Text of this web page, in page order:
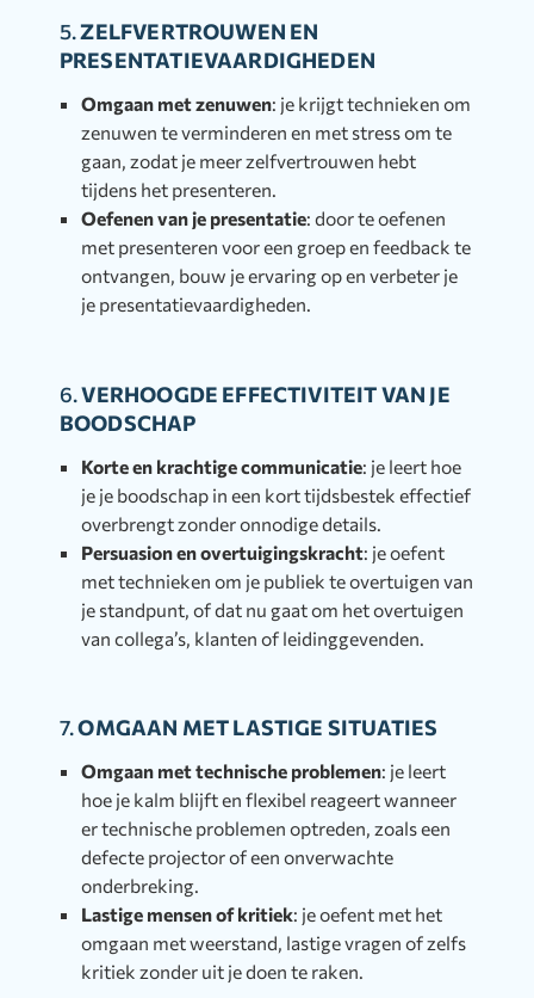
5.ZELFVERTROUWEN EN
PRESENTATIEVAARDIGHEDEN
Omgaan met zenuwen: je krijgt technieken om
zenuwen te verminderen en met stress om te
gaan, zodat je meer zelfvertrouwen hebt
tijdens het presenteren.
Oefenen van je presentatie: door te oefenen
met presenteren voor een groep en feedback te
ontvangen, bouw je ervaring op en verbeter je
je presentatievaardigheden.
6.VERHOOGDE EFFECTIVITEIT VAN JE
BOODSCHAP
Korte en krachtige communicatie: je leert hoe
je je boodschap in een kort tijdsbestek effectief
overbrengt zonder onnodige details.
Persuasion en overtuigingskracht: je oefent
met technieken om je publiek te overtuigen van
je standpunt, of dat nu gaat om het overtuigen
van collega’s, klanten of leidinggevenden.
7.OMGAAN MET LASTIGE SITUATIES
Omgaan met technische problemen: je leert
hoe je kalm blijft en flexibel reageert wanneer
er technische problemen optreden, zoals een
defecte projector of een onverwachte
onderbreking.
Lastige mensen of kritiek: je oefent met het
omgaan met weerstand, lastige vragen of zelfs
kritiek zonder uit je doen te raken.